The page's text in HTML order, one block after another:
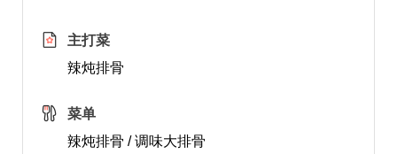
主打菜
辣炖排骨
菜单
辣炖排骨 / 调味大排骨